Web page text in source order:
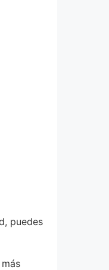
puedes